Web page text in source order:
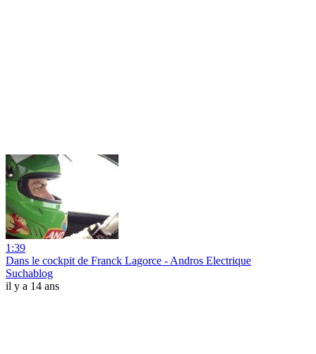
1:39
Dans le cockpit de Franck Lagorce - Andros Electrique
Suchablog
il y a 14 ans